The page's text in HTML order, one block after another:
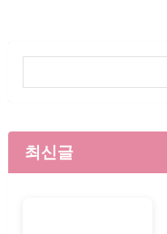
최신글